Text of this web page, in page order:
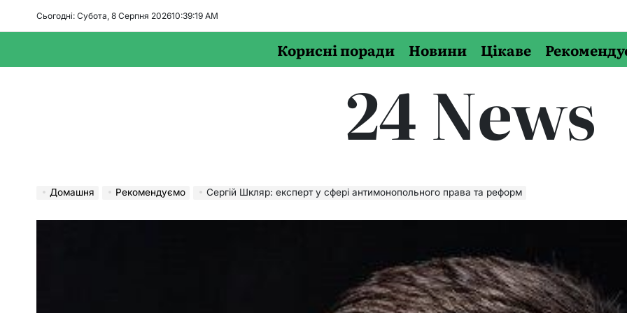
Сьогодні: Субота, 8 Серпня 202610:39:20 AM
Корисні поради Новини Цікаве
24 News
Домашня Рекомендуємо Сергій Шкляр: експерт у сфері антимонопольного права та реформ